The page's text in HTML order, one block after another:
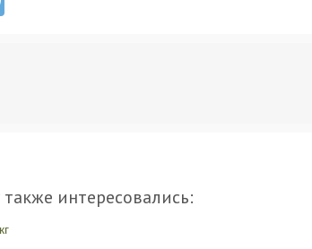
интересовались: